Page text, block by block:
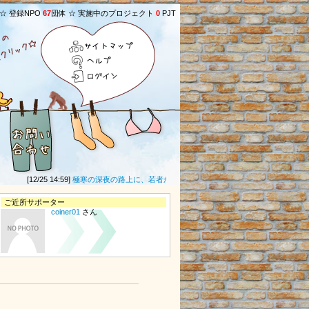
登録NPO 67団体 ☆ 実施中のプロジェクト 0 PJT
サイトマップ
ヘルプ
ログイン
[12/25 14:59]極寒の深夜の路上に、若者が、段ボールや毛布などの防寒具もなしで
ご近所サポーター
coiner01 さん